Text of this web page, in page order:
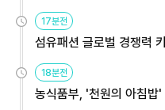
용해야
17분전
섬유패션 글로벌 경쟁력
원
18분전
농식품부, '천원의 아침